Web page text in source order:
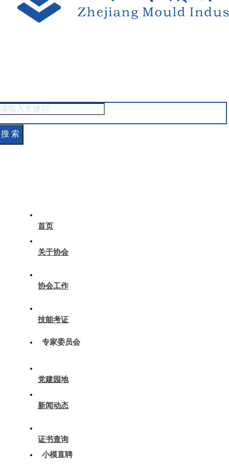
搜 索
首页
关于协会
协会工作
技能考证
专家委员会
党建园地
新闻动态
证书查询
小模直聘